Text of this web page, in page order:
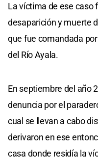
La víctima de ese caso
desaparición y muerte
que fue comandada
del Río Ayala.
En septiembre del año
denuncia por el
cual se llevan a cabo
derivaron en ese
casa donde residía la